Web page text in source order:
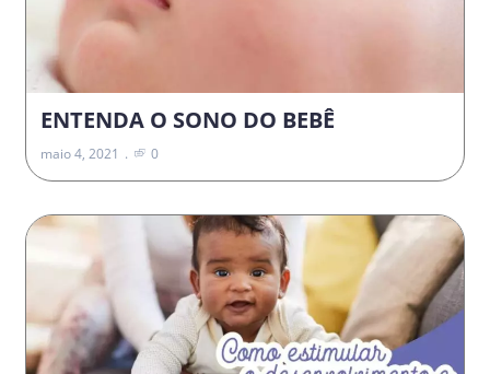
ENTENDA O SONO DO BEBÊ
maio 4, 2021 0